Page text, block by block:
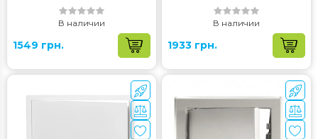
В наличии
1549 грн.
В наличии
1933 грн.